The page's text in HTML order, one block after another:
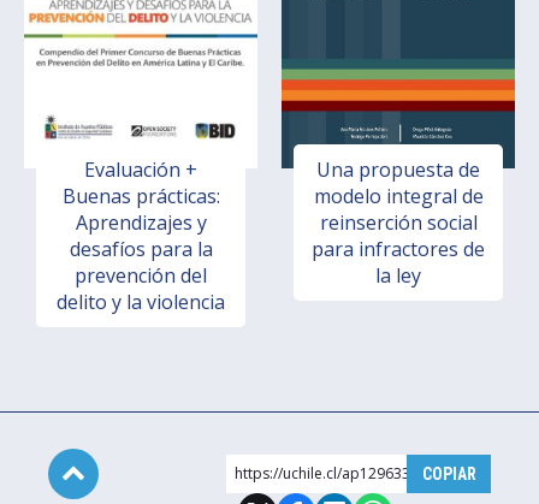
Evaluación +
Buenas prácticas:
Aprendizajes y
desafíos para la
prevención del
delito y la violencia
Una propuesta de
modelo integral de
reinserción social
para infractores de
la ley
https://uchile.cl/ap129633 COPIAR